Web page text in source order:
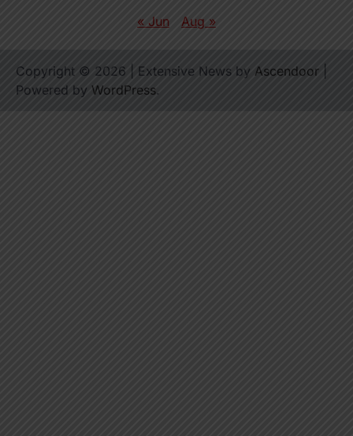
« Jun Aug »
Copyright © 2026 | Extensive News by Ascendoor
Powered by WordPress.